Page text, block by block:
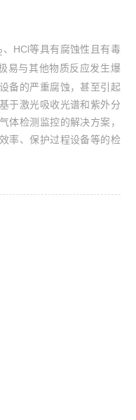
、 HCl等具有腐蚀性且有毒
易与其他物质反应发生爆
备的严重腐蚀，甚至引起
于激光吸收光谱和紫外分
体检测监控的解决方案，
率、保护过程设备等的检